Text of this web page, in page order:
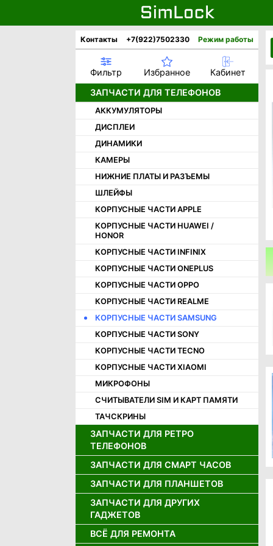
Контакты +7(922)7502330 Режим работы
Фильтр Избранное
Кабинет
ЗАПЧАСТИ ДЛЯ ТЕЛЕФОНОВ
АККУМУЛЯТОРЫ
ДИСПЛЕИ
ДИНАМИКИ
КАМЕРЫ
НИЖНИЕ ПЛАТЫ И РАЗЪЕМЫ
ШЛЕЙФЫ
КОРПУСНЫЕ ЧАСТИ APPLE
КОРПУСНЫЕ ЧАСТИ HUAWEI /
HONOR
КОРПУСНЫЕ ЧАСТИ INFINIX
КОРПУСНЫЕ ЧАСТИ ONEPLUS
КОРПУСНЫЕ ЧАСТИ OPPO
КОРПУСНЫЕ ЧАСТИ REALME
КОРПУСНЫЕ ЧАСТИ SAMSUNG
КОРПУСНЫЕ ЧАСТИ SONY
КОРПУСНЫЕ ЧАСТИ TECNO
КОРПУСНЫЕ ЧАСТИ XIAOMI
МИКРОФОНЫ
СЧИТЫВАТЕЛИ SIM И КАРТ ПАМЯТИ
ТАЧСКРИНЫ
ЗАПЧАСТИ ДЛЯ РЕТРО
ТЕЛЕФОНОВ
ДЖОЙСТИКИ ДЛЯ РЕТРО
ТЕЛЕФОНОВ
ДИНАМИКИ ДЛЯ РЕТРО
ТЕЛЕФОНОВ
ДИСПЛЕИ ДЛЯ РЕТРО ТЕЛЕФОНОВ
ЗАРЯДНЫЕ УСТРОЙСТВА
ЗАПЧАСТИ ДЛЯ СМАРТ ЧАСОВ
ДИСПЛЕИ ДЛЯ СМАРТ ЧАСОВ
АККУМУЛЯТОРЫ ДЛЯ СМАРТ
ЧАСОВ
ЗАПЧАСТИ ДЛЯ ПЛАНШЕТОВ
АККУМУЛЯТОРЫ ДЛЯ ПЛАНШЕТОВ
ДИСПЛЕИ И ТАЧСКРИНЫ ДЛЯ
ПЛАНШЕТОВ
ЗАПЧАСТИ ДЛЯ ДРУГИХ
ГАДЖЕТОВ
ЗАПЧАСТИ ДЛЯ ИГРОВЫХ
ПРИСТАВОК
ВСЁ ДЛЯ РЕМОНТА